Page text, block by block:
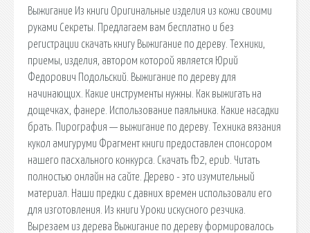
Выжигание Из книги Оригинальные изделия из кожи своими
руками Секреты. Предлагаем вам бесплатно и без
регистрации скачать книгу Выжигание по дереву. Техники,
приемы, изделия, автором которой является Юрий
Федорович Подольский. Выжигание по дереву для
начинающих. Какие инструменты нужны. Как выжигать на
дощечках, фанере. Использование паяльника. Какие насадки
брать. Пирография — выжигание по дереву. Техника вязания
кукол амигуруми Фрагмент книги предоставлен спонсором
нашего пасхального конкурса. Скачать fb2, epub. Читать
полностью онлайн на сайте. Дерево - это изумительный
материал. Наши предки с давних времен использовали его
для изготовления. Из книги Уроки искусного резчика.
Вырезаем из дерева Выжигание по дереву формировалось